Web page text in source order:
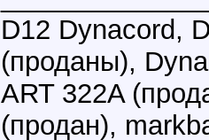
D12 Dynacord,
(проданы),
ART 322A
(продан),